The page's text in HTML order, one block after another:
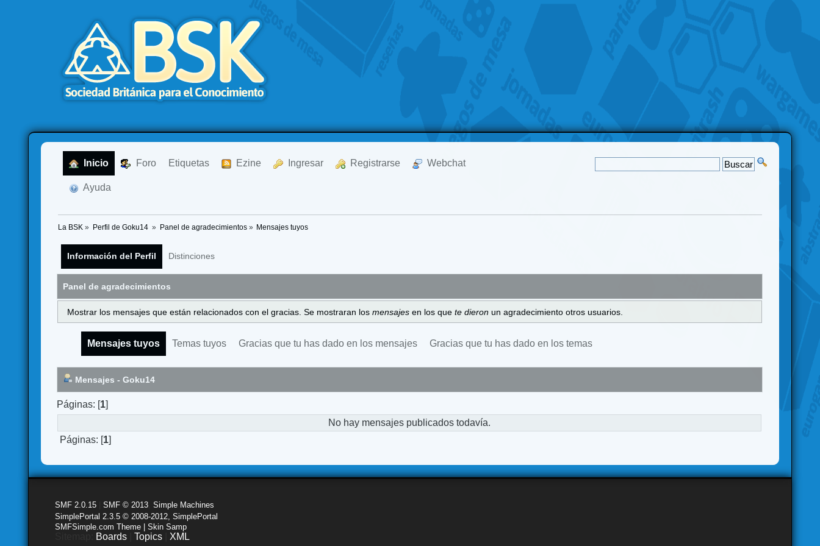
Inicio Foro Etiquetas Ezine Ingresar Registrarse Webchat
Ayuda
La BSK » Perfil de Goku14 » Panel de agradecimientos» Mensajes tuyos
Información del Perfil Distinciones
Panel de agradecimientos
Mostrar los mensajes que están relacionados con el gracias. Se mostraran los mensajes en los que te dieron un agradecimiento otros usuarios.
Mensajes tuyos Temas tuyos Gracias que tu has dado en los mensajes Gracias que tu has dado en los temas
Mensajes - Goku14
Páginas: [1]
No hay mensajes publicados todavía.
Páginas: [1]
SMF 2.0.15 |SMF © 2013 ,Simple Machines
SimplePortal 2.3.5 © 2008-2012, SimplePortal
SMFSimple.com Theme | Skin Samp
Boards |Topics XML